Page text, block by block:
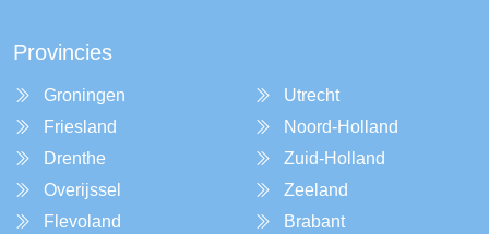
Provincies
Groningen
Friesland
Drenthe
Overijssel
Flevoland
Utrecht
Noord-Holland
Zuid-Holland
Zeeland
Brabant